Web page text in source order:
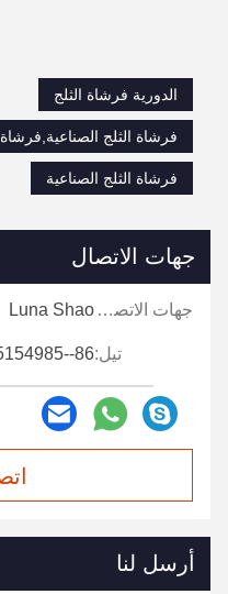
الدورية فرشاة الثلج
فرشاة الثلج الصناعية,فرشاة
فرشاة الثلج الصناعية
جهات الاتصال
جهات الاتصال: Luna Shao
تيل:86--18955154985
أرسل لنا